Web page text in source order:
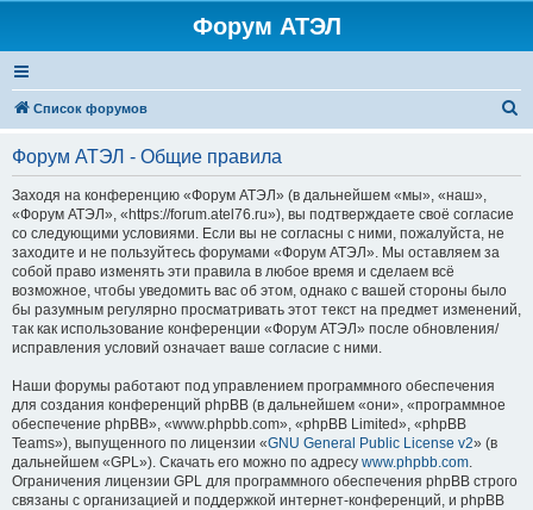
Форум АТЭЛ
Список форумов
Форум АТЭЛ - Общие правила
Заходя на конференцию «Форум АТЭЛ» (в дальнейшем «мы», «наш»,
«Форум АТЭЛ», «https://forum.atel76.ru»), вы подтверждаете своё согласие
со следующими условиями. Если вы не согласны с ними, пожалуйста, не
заходите и не пользуйтесь форумами «Форум АТЭЛ». Мы оставляем за
собой право изменять эти правила в любое время и сделаем всё
возможное, чтобы уведомить вас об этом, однако с вашей стороны было
бы разумным регулярно просматривать этот текст на предмет изменений,
так как использование конференции «Форум АТЭЛ» после обновления/
исправления условий означает ваше согласие с ними.
Наши форумы работают под управлением программного обеспечения
для создания конференций phpBB (в дальнейшем «они», «программное
обеспечение phpBB», «www.phpbb.com», «phpBB Limited», «phpBB
Teams»), выпущенного по лицензии «GNU General Public License v2» (в
дальнейшем «GPL»). Скачать его можно по адресу www.phpbb.com.
Ограничения лицензии GPL для программного обеспечения phpBB строго
связаны с организацией и поддержкой интернет-конференций, и phpBB